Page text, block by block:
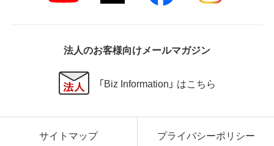
法人のお客様向けメールマガジン
「Biz Information」 はこちら
サイトマップ プライバシーポリシー